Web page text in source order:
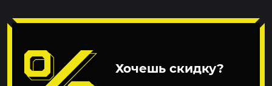
Хочешь скидку?